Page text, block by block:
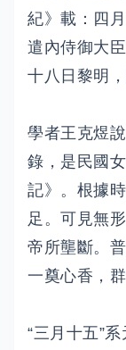
紀》載：四
遣內侍御大
十八日黎明
學者王克煜
錄，是民國
記》。根據
足。可見無
帝所壟斷。
一奠心香，
“三月十五”系